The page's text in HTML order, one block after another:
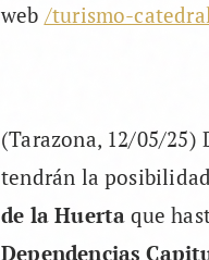
web /turismo-
(Tarazona, 12/05/25)
tendrán la
de la Huerta que
Dependencias